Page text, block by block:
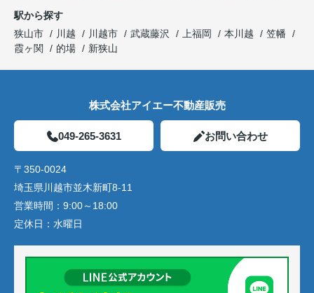
駅から探す
狭山市
川越 川越市 武蔵藤沢 上福岡 本川越
笠幡
霞ヶ関
的場 新狭山
株式会社アイエー不動産販売
049-265-3631 お問い合わせ
〒350-0024
埼玉県川越市並木新町8-11
営業時間： 9:00～18:00
定休日： 水曜日